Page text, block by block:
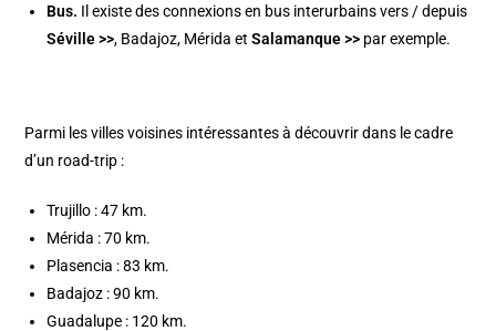
Bus. Il existe des connexions en bus interurbains vers / depuis
Séville >>, Badajoz, Mérida etSalamanque >> par exemple.
Parmi les villes voisines intéressantes à découvrir dans le cadre
d’un road-trip :
Trujillo : 47 km.
Mérida : 70 km.
Plasencia : 83 km.
Badajoz : 90 km.
Guadalupe : 120 km.